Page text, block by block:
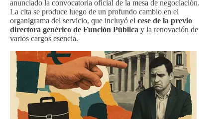
anunciado la convocatoria oficial de la mesa de negociación.
La cita se produce luego de un profundo cambio en el
organigrama del servicio, que incluyó el cese de la previo
directora genérico de Función Pública y la renovación de
varios cargos esencia.